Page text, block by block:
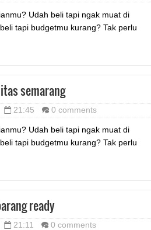
Udah beli tapi ngak muat di
tapi budgetmu kurang? Tak perlu
semarang
21:45 0 comments
Udah beli tapi ngak muat di
tapi budgetmu kurang? Tak perlu
ready
21:11 0 comments